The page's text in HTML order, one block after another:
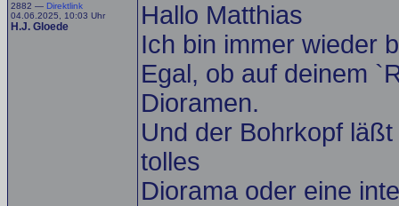
2882 — Direktlink
04.06.2025, 10:03 Uhr
H.J. Gloede
Hallo Matthias
Ich bin immer wieder
Egal, ob auf deinem
Dioramen.
Und der Bohrkopf
tolles
Diorama oder eine